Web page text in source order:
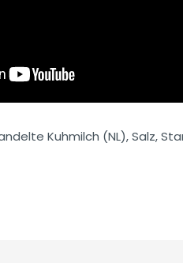
Kuhmilch (NL), Salz,